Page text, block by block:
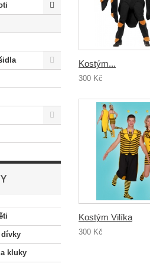
kluky
Kostým...
300 Kč
Kostým Vilíka
300 Kč